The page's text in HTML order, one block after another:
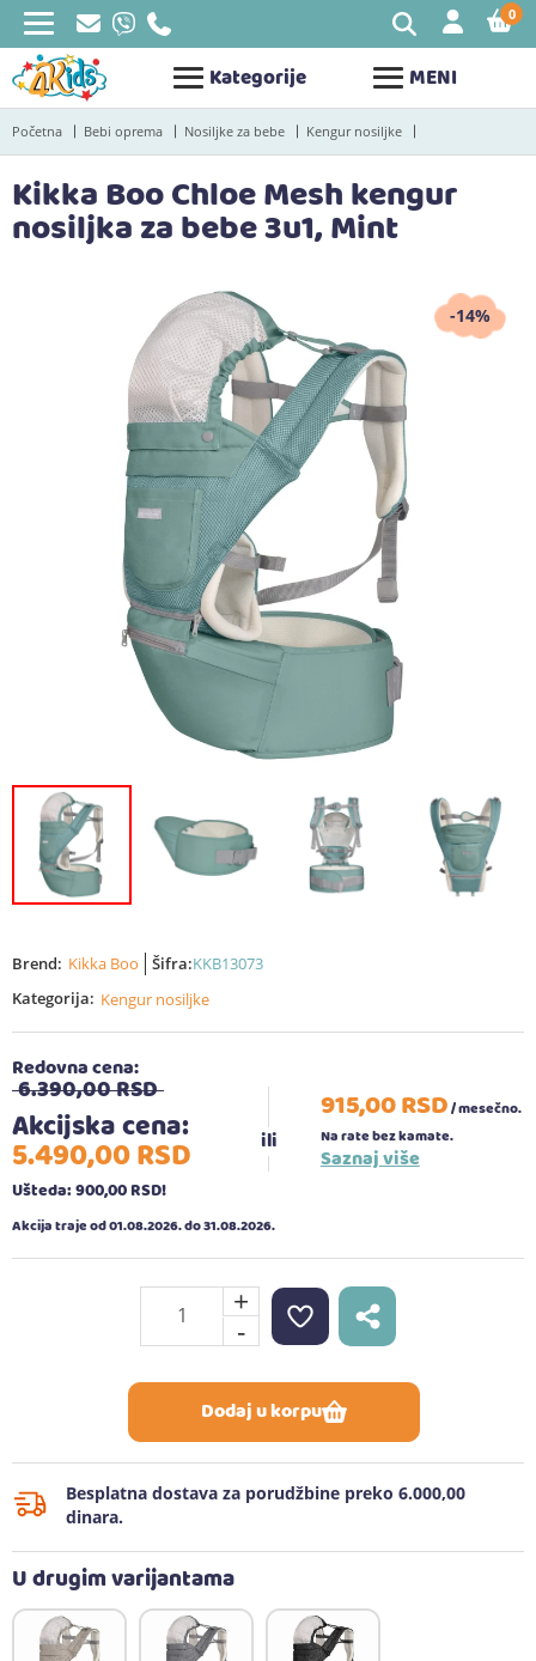
Kategorije MENI
0
Početna Bebi oprema Nosiljke za bebe Kengur nosiljke
Kikka Boo Chloe Mesh kengur
nosiljka za bebe 3u1, Mint
-14%
Brend: Kikka Boo Šifra:KKB13073
Kategorija: Kengur nosiljke
Redovna cena:
6.390,00RSD
Akcijska cena:
5.490,00RSD
Ušteda: 900,00RSD!
915,00RSD/ mesečno.
Na rate bez kamate.
Saznaj više
Akcija traje od 01.08.2026. do 31.08.2026.
+
-
Dodaj u korpu
Besplatna dostava za porudžbine preko 6.000,00
dinara.
U drugim varijantama